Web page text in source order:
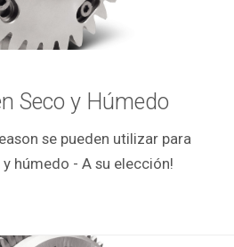
Seco y Húmedo
se pueden utilizar para
húmedo - A su elección!